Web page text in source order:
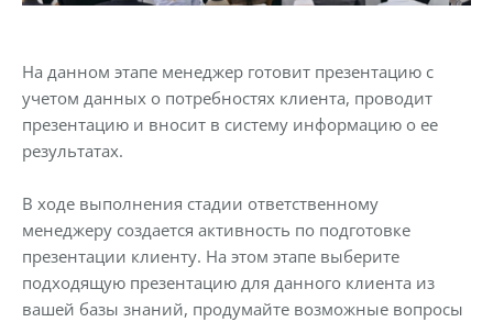
На данном этапе менеджер готовит презентацию с
учетом данных о потребностях клиента, проводит
презентацию и вносит в систему информацию о ее
результатах.
В ходе выполнения стадии ответственному
менеджеру создается активность по подготовке
презентации клиенту. На этом этапе выберите
подходящую презентацию для данного клиента из
вашей базы знаний, продумайте возможные вопросы